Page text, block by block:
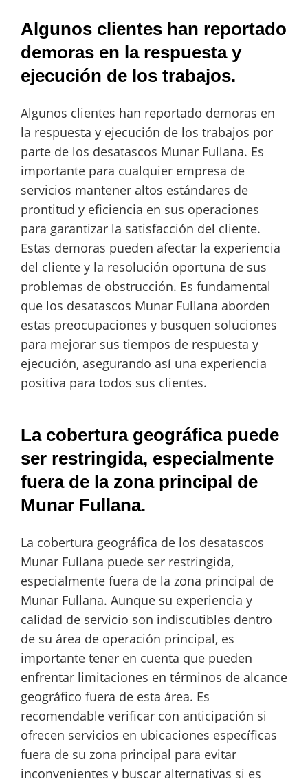
Algunos clientes han reportado
demoras en la respuesta y
ejecución de los trabajos.
Algunos clientes han reportado demoras en
la respuesta y ejecución de los trabajos por
parte de los desatascos Munar Fullana. Es
importante para cualquier empresa de
servicios mantener altos estándares de
prontitud y eficiencia en sus operaciones
para garantizar la satisfacción del cliente.
Estas demoras pueden afectar la experiencia
del cliente y la resolución oportuna de sus
problemas de obstrucción. Es fundamental
que los desatascos Munar Fullana aborden
estas preocupaciones y busquen soluciones
para mejorar sus tiempos de respuesta y
ejecución, asegurando así una experiencia
positiva para todos sus clientes.
La cobertura geográfica puede
ser restringida, especialmente
fuera de la zona principal de
Munar Fullana.
La cobertura geográfica de los desatascos
Munar Fullana puede ser restringida,
especialmente fuera de la zona principal de
Munar Fullana. Aunque su experiencia y
calidad de servicio son indiscutibles dentro
de su área de operación principal, es
importante tener en cuenta que pueden
enfrentar limitaciones en términos de alcance
geográfico fuera de esta área. Es
recomendable verificar con anticipación si
ofrecen servicios en ubicaciones específicas
fuera de su zona principal para evitar
inconvenientes y buscar alternativas si es